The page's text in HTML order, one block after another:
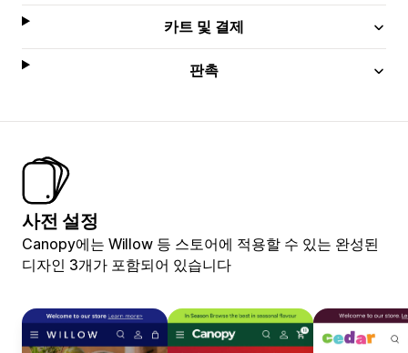
카트 및 결제
판촉
사전 설정
Canopy에는 Willow 등 스토어에 적용할 수 있는 완성된
디자인 3개가 포함되어 있습니다